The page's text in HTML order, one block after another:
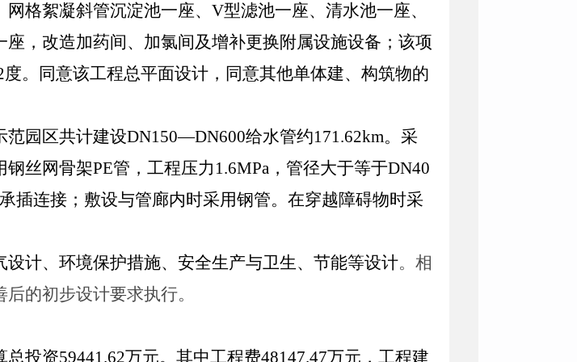
网格絮凝斜管沉淀池一座、V型滤池一座、清水池一座、
，改造加药间、加氯间及增补更换附属设施设备；该项
度。同意该工程总平面设计，同意其他单体建、构筑物的
范园区共计建设DN150—DN600给水管约171.62km。采
钢丝网骨架PE管，工程压力 1.6MPa ，管径大于等于DN40
插连接；敷设与管廊内时采用钢管。在穿越障碍物时采
设计、环境保护措施、安全生产与卫生、节能等设计。相
的初步设计要求执行。
总投资59441.62万元。其中工程费48147.47万元，工程建